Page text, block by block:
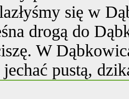
się w
drogą do
W
pustą,